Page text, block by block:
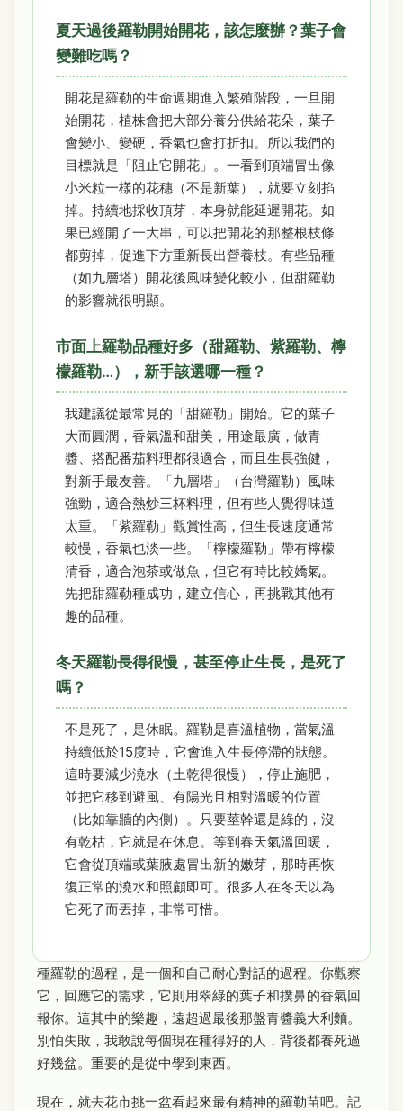
夏天過後羅勒開始開花，該怎麼辦？葉子會
變難吃嗎？
開花是羅勒的生命週期進入繁殖階段，一旦開
始開花，植株會把大部分養分供給花朵，葉子
會變小、變硬，香氣也會打折扣。所以我們的
目標就是「阻止它開花」。一看到頂端冒出像
小米粒一樣的花穗（不是新葉），就要立刻掐
掉。持續地採收頂芽，本身就能延遲開花。如
果已經開了一大串，可以把開花的那整根枝條
都剪掉，促進下方重新長出營養枝。有些品種
（如九層塔）開花後風味變化較小，但甜羅勒
的影響就很明顯。
市面上羅勒品種好多（甜羅勒、紫羅勒、檸
檬羅勒…），新手該選哪一種？
我建議從最常見的「甜羅勒」開始。它的葉子
大而圓潤，香氣溫和甜美，用途最廣，做青
醬、搭配番茄料理都很適合，而且生長強健，
對新手最友善。「九層塔」（台灣羅勒）風味
強勁，適合熱炒三杯料理，但有些人覺得味道
太重。「紫羅勒」觀賞性高，但生長速度通常
較慢，香氣也淡一些。「檸檬羅勒」帶有檸檬
清香，適合泡茶或做魚，但它有時比較嬌氣。
先把甜羅勒種成功，建立信心，再挑戰其他有
趣的品種。
冬天羅勒長得很慢，甚至停止生長，是死了
嗎？
不是死了，是休眠。羅勒是喜溫植物，當氣溫
持續低於15度時，它會進入生長停滯的狀態。
這時要減少澆水（土乾得很慢），停止施肥，
並把它移到避風、有陽光且相對溫暖的位置
（比如靠牆的內側）。只要莖幹還是綠的，沒
有乾枯，它就是在休息。等到春天氣溫回暖，
它會從頂端或葉腋處冒出新的嫩芽，那時再恢
復正常的澆水和照顧即可。很多人在冬天以為
它死了而丟掉，非常可惜。
種羅勒的過程，是一個和自己耐心對話的過程。你觀察
它，回應它的需求，它則用翠綠的葉子和撲鼻的香氣回
報你。這其中的樂趣，遠超過最後那盤青醬義大利麵。
別怕失敗，我敢說每個現在種得好的人，背後都養死過
好幾盆。重要的是從中學到東西。
現在，就去花市挑一盆看起來最有精神的羅勒苗吧。記